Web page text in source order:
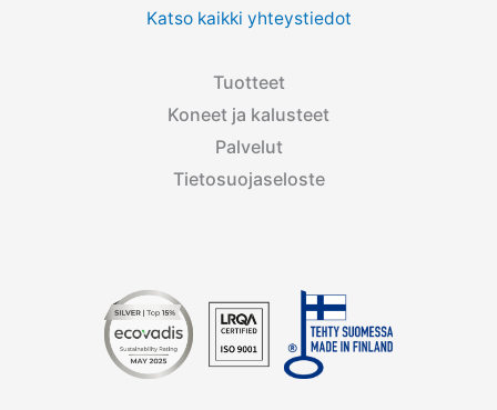
Katso kaikki yhteystiedot
Tuotteet
Koneet ja kalusteet
Palvelut
Tietosuojaseloste